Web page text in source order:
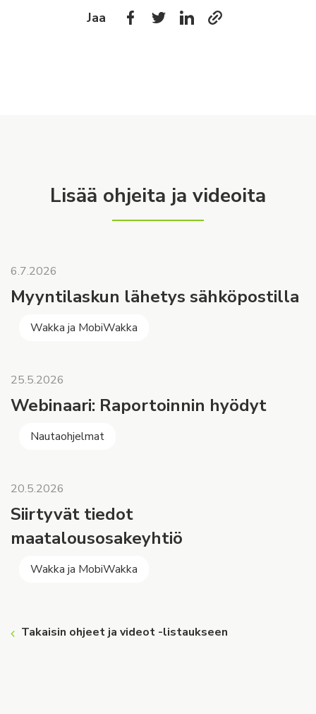
Jaa
Lisää ohjeita ja videoita
6.7.2026
Myyntilaskun lähetys sähköpostilla
Wakka ja MobiWakka
25.5.2026
Webinaari: Raportoinnin hyödyt
Nautaohjelmat
20.5.2026
Siirtyvät tiedot
maatalousosakeyhtiö
Wakka ja MobiWakka
Takaisin ohjeet ja videot -listaukseen